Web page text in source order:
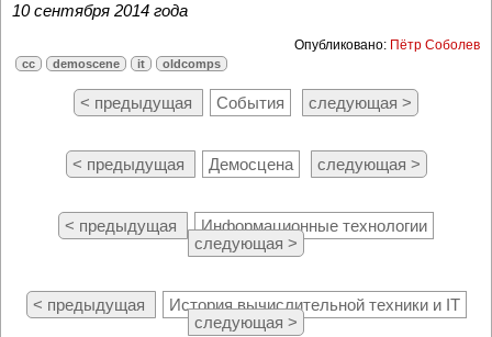
10 сентября 2014 года
Опубликовано: Пётр Соболев
cc demoscene it oldcomps
< предыдущая События следующая >
< предыдущая Демосцена следующая >
< предыдущая
Информационные технологии
следующая >
< предыдущая
История вычислительной техники и IT
следующая >